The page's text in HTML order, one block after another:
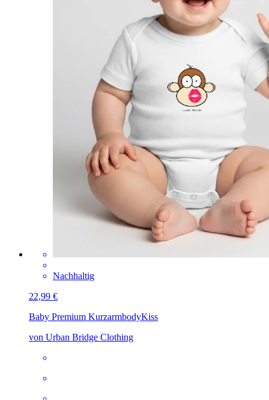
Nachhaltig
22,99 €
Baby Premium KurzarmbodyKiss
von Urban Bridge Clothing